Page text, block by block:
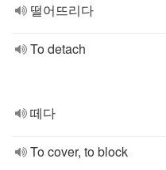
떨어뜨리다
To detach
떼다
To cover, to block